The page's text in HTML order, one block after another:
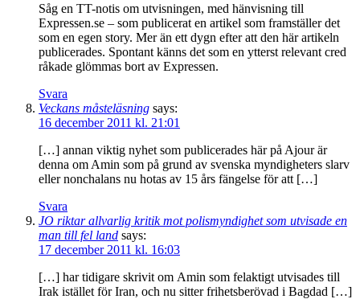
Såg en TT-notis om utvisningen, med hänvisning till
Expressen.se – som publicerat en artikel som framställer det
som en egen story. Mer än ett dygn efter att den här artikeln
publicerades. Spontant känns det som en ytterst relevant cred
råkade glömmas bort av Expressen.
Svara
Veckans måsteläsning says:
16 december 2011 kl. 21:01
[…] annan viktig nyhet som publicerades här på Ajour är
denna om Amin som på grund av svenska myndigheters slarv
eller nonchalans nu hotas av 15 års fängelse för att […]
Svara
JO riktar allvarlig kritik mot polismyndighet som utvisade en
man till fel land says:
17 december 2011 kl. 16:03
[…] har tidigare skrivit om Amin som felaktigt utvisades till
Irak istället för Iran, och nu sitter frihetsberövad i Bagdad […]